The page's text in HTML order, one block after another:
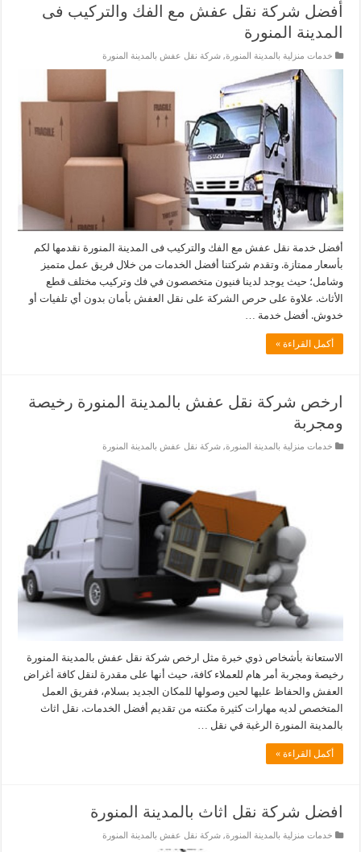
أفضل شركة نقل عفش مع الفك والتركيب فى
المدينة المنورة
خدمات منزلية بالمدينة المنورة,شركة نقل عفش بالمدينة المنورة
أفضل خدمة نقل عفش مع الفك والتركيب فى المدينة المنورة نقدمها لكم
بأسعار ممتازة. وتقدم شركتنا أفضل الخدمات من خلال فريق عمل متميز
وشامل؛ حيث يوجد لدينا فنيون متخصصون في فك وتركيب مختلف قطع
الأثاث. علاوة على حرص الشركة على نقل العفش بأمان بدون أي تلفيات أو
خدوش. أفضل خدمة …
أكمل القراءة »
ارخص شركة نقل عفش بالمدينة المنورة رخيصة
ومجربة
خدمات منزلية بالمدينة المنورة,شركة نقل عفش بالمدينة المنورة
الاستعانة بأشخاص ذوي خبرة مثل ارخص شركة نقل عفش بالمدينة المنورة
رخيصة ومجربة أمر هام للعملاء كافة، حيث أنها على مقدرة لنقل كافة أغراض
العفش والحفاظ عليها لحين وصولها للمكان الجديد بسلام، ففريق العمل
المتخصص لديه مهارات كثيرة مكنته من تقديم أفضل الخدمات. نقل اثاث
بالمدينة المنورة الرغبة في نقل …
أكمل القراءة »
افضل شركة نقل اثاث بالمدينة المنورة
خدمات منزلية بالمدينة المنورة,شركة نقل عفش بالمدينة المنورة